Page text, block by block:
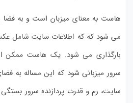
هاست به معنای میزبان است و به
می شود که که اطلاعات سایت شامل
بارگذاری می شود. یک هاست ممکن
سرور میزبانی شود که این مساله به
سایت، رم و قدرت پردازنده سرور